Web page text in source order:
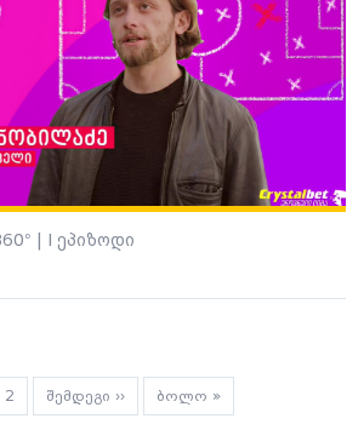
| I ეპიზოდი
გვერდი
2
Next
page
შემდეგი ››
Last
page
ბოლო »